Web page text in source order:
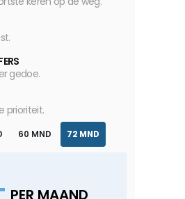
gedoe.
prioriteit.
60 MND 72 MND
PER MAAND